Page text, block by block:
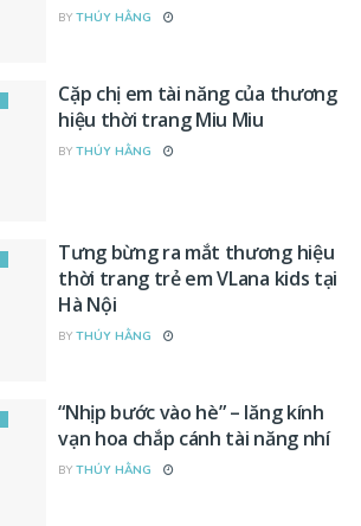
BY THÚY HẰNG
Cặp chị em tài năng của thương
hiệu thời trang Miu Miu
BY THÚY HẰNG
Tưng bừng ra mắt thương hiệu
thời trang trẻ em VLana kids tại
Hà Nội
BY THÚY HẰNG
“Nhịp bước vào hè” – lăng kính
vạn hoa chắp cánh tài năng nhí
BY THÚY HẰNG